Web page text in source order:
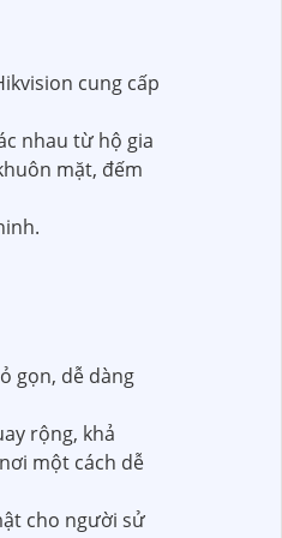
cung cấp
nhau từ hộ gia
mặt, đếm
gọn, dễ dàng
rộng, khả
một cách dễ
cho người sử